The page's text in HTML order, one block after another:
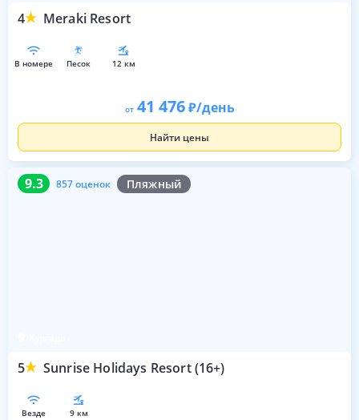
4 Meraki Resort
в номере песок 12 км
от 41 476 /день
Найти цены
9.3 857 оценок Пляжный
5 Sunrise Holidays Resort (16+)
9.3 857 оценок
везде 9 км